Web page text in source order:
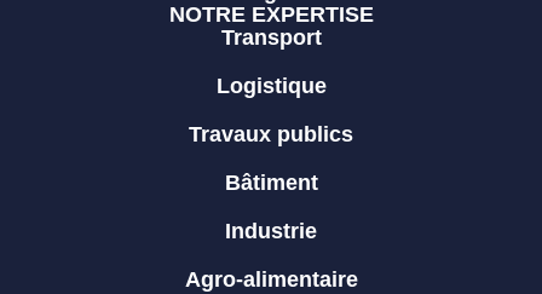
NOTRE EXPERTISE
Transport
Logistique
Travaux publics
Bâtiment
Industrie
Agro-alimentaire